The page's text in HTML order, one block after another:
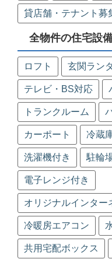
貸店舗・テナント募
全物件の住宅設
ロフト 玄関ラン
テレビ・BS対応
トランクルーム
カーポート 冷蔵
洗濯機付き 駐輪
電子レンジ付き
オリジナルインター
冷暖房エアコン
共用宅配ボックス